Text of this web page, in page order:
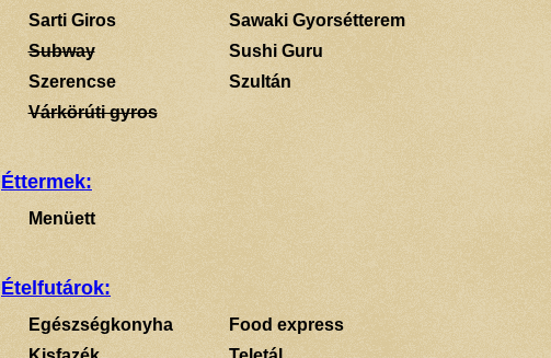
Sarti Giros
Sawaki Gyorsétterem
Subway
Sushi Guru
Szerencse
Szultán
Várkörúti gyros
Éttermek:
Menüett
Ételfutárok:
Egészségkonyha
Food express